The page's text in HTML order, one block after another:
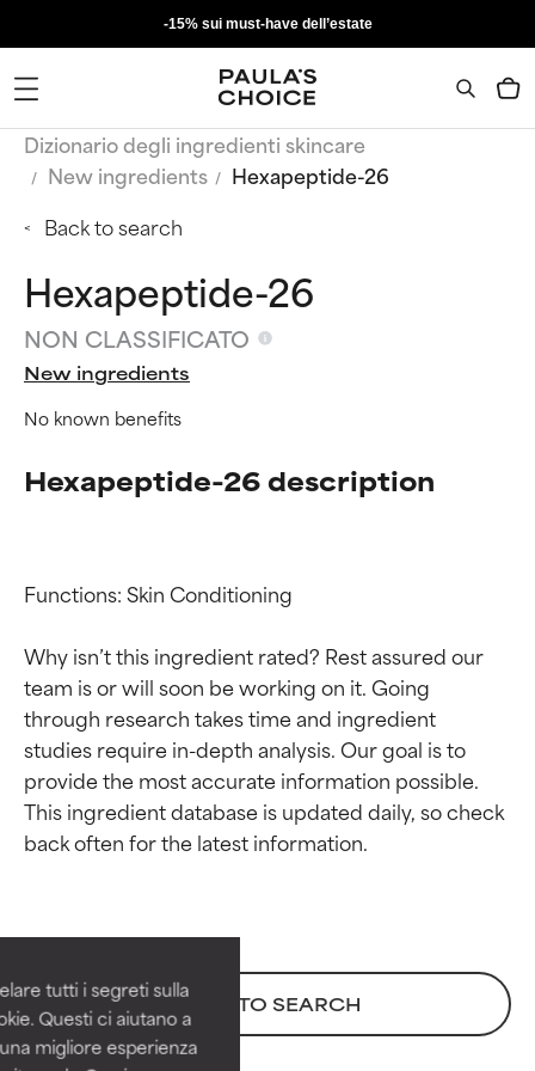
tutti i segreti sulla
Questi ci aiutano a
migliore esperienza
-15% sui must-have dell’estate
Dizionario degli ingredienti skincare
New ingredients
Hexapeptide-26
Back to search
Hexapeptide-26
NON CLASSIFICATO
New ingredients
No known benefits
Hexapeptide-26 description
Functions: Skin Conditioning
Why isn’t this ingredient rated? Rest assured our
team is or will soon be working on it. Going
through research takes time and ingredient
studies require in-depth analysis. Our goal is to
provide the most accurate information possible.
This ingredient database is updated daily, so check
BACK TO SEARCH
Valutazione degli
Comprovati e sostenuti da studi
indipendenti. Ingrediente attivo
eccezionale per la maggior
parte dei tipi di pelle o dei
Valutazione degli
Comprovati e sostenuti da studi
indipendenti. Ingrediente attivo
eccezionale per la maggior
parte dei tipi di pelle o dei